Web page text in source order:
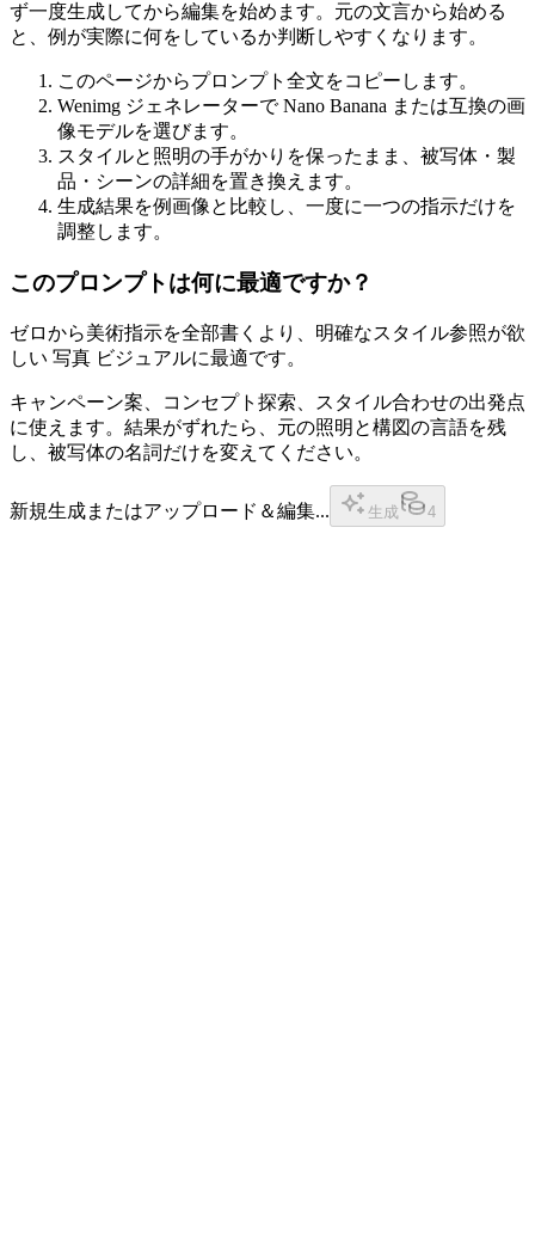
ず一度生成してから編集を始めます。元の文言から始める
と、例が実際に何をしているか判断しやすくなります。
このページからプロンプト全文をコピーします。
Wenimg ジェネレーターで Nano Banana または互換の画
像モデルを選びます。
スタイルと照明の手がかりを保ったまま、被写体・製
品・シーンの詳細を置き換えます。
生成結果を例画像と比較し、一度に一つの指示だけを
調整します。
このプロンプトは何に最適ですか？
ゼロから美術指示を全部書くより、明確なスタイル参照が欲
しい 写真 ビジュアルに最適です。
キャンペーン案、コンセプト探索、スタイル合わせの出発点
に使えます。結果がずれたら、元の照明と構図の言語を残
し、被写体の名詞だけを変えてください。
新規生成またはアップロード＆編集... 生成 4